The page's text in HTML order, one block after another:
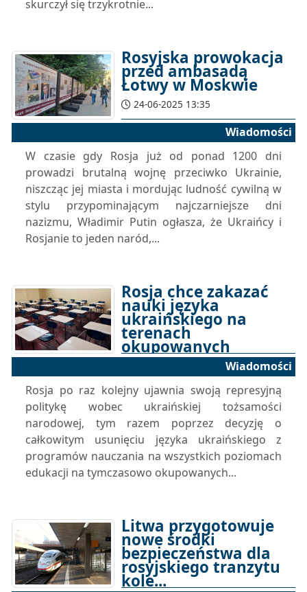
skurczył się trzykrotnie...
Rosyjska prowokacja
przed ambasadą
Łotwy w Moskwie
24-06-2025 13:35
Wiadomości
W czasie gdy Rosja już od ponad 1200 dni
prowadzi brutalną wojnę przeciwko Ukrainie,
niszcząc jej miasta i mordując ludność cywilną w
stylu przypominającym najczarniejsze dni
nazizmu, Władimir Putin ogłasza, że Ukraińcy i
Rosjanie to jeden naród,...
Rosja chce zakazać
nauki języka
ukraińskiego na
terenach
okupowanych
Wiadomości
Rosja po raz kolejny ujawnia swoją represyjną
politykę wobec ukraińskiej tożsamości
narodowej, tym razem poprzez decyzję o
całkowitym usunięciu języka ukraińskiego z
programów nauczania na wszystkich poziomach
edukacji na tymczasowo okupowanych...
Litwa przygotowuje
nowe środki
bezpieczeństwa dla
rosyjskiego tranzytu
kole...